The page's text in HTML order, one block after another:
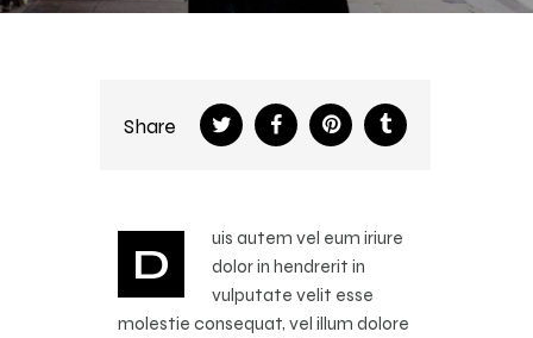
Share
D
uis autem vel eum iriure
dolor in hendrerit in
vulputate velit esse
molestie consequat, vel illum dolore